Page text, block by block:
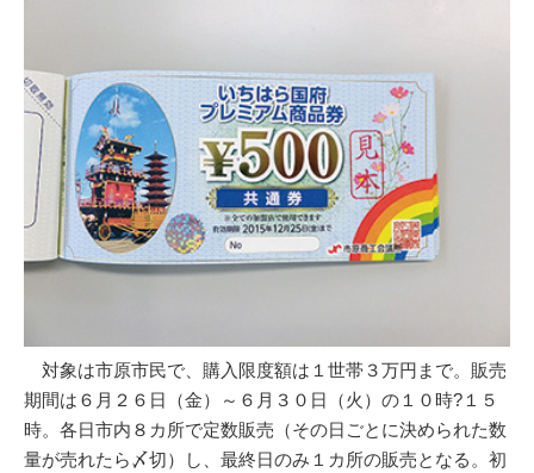
対象は市原市民で、購入限度額は１世帯３万円まで。販売
期間は６月２６日（金）～６月３０日（火）の１０時?１５
時。各日市内８カ所で定数販売（その日ごとに決められた数
量が売れたら〆切）し、最終日のみ１カ所の販売となる。初